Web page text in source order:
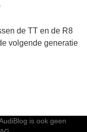
de TT en de R8
volgende generatie
is ook geen